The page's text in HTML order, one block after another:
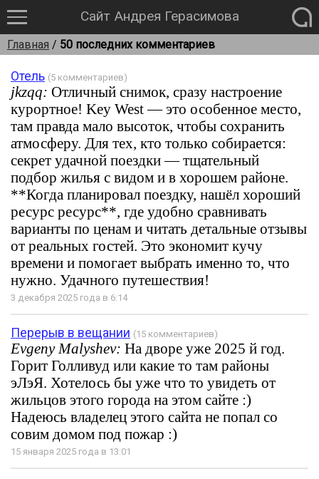
Сайт Андрея Герасимова
Главная / 50 последних комментариев
Отель (5 комментариев)
jkzqq: Отличный снимок, сразу настроение
курортное! Key West — это особенное место,
там правда мало высоток, чтобы сохранить
атмосферу. Для тех, кто только собирается:
секрет удачной поездки — тщательный
подбор жилья с видом и в хорошем районе.
**Когда планировал поездку, нашёл хороший
ресурс ресурс**, где удобно сравнивать
варианты по ценам и читать детальные отзывы
от реальных гостей. Это экономит кучу
времени и помогает выбрать именно то, что
нужно. Удачного путешествия!
3 декабря 2025 года в 6:14
Перерыв в вещании (15 комментариев)
Evgeny Malyshev: На дворе уже 2025 й год.
Горит Голливуд или какие то там районы
эЛэЯ. Хотелось бы уже что то увидеть от
жильцов этого города на этом сайте :)
Надеюсь владелец этого сайта не попал со
совим домом под пожар :)
15 января 2025 года в 13:01